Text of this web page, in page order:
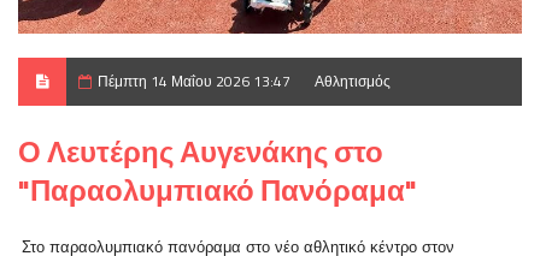
Πέμπτη 14 Μαΐου 2026 13:47 Αθλητισμός
Ο Λευτέρης Αυγενάκης στο
"Παραολυμπιακό Πανόραμα"
Στο παραολυμπιακό πανόραμα στο νέο αθλητικό κέντρο στον